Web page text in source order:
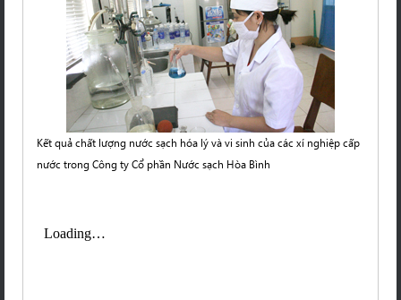
Kết quả chất lượng nước sạch hóa lý và vi sinh của các xí nghiệp cấp
nước trong Công ty Cổ phần Nước sạch Hòa Bình